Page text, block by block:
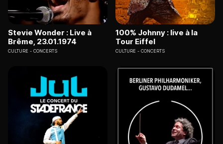
Stevie Wonder : Live à
Brême, 23.01.1974
CULTURE CONCERTS
100% Johnny : live à la
Tour Eiffel
CULTURE CONCERTS